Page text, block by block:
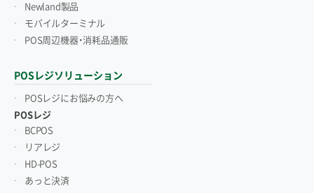
Newland製品
モバイルターミナル
POS周辺機器・消耗品通販
POSレジソリューション
POSレジにお悩みの方へ
POSレジ
BCPOS
リアレジ
HD-POS
あっと決済